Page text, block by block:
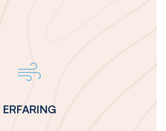
ERFARING